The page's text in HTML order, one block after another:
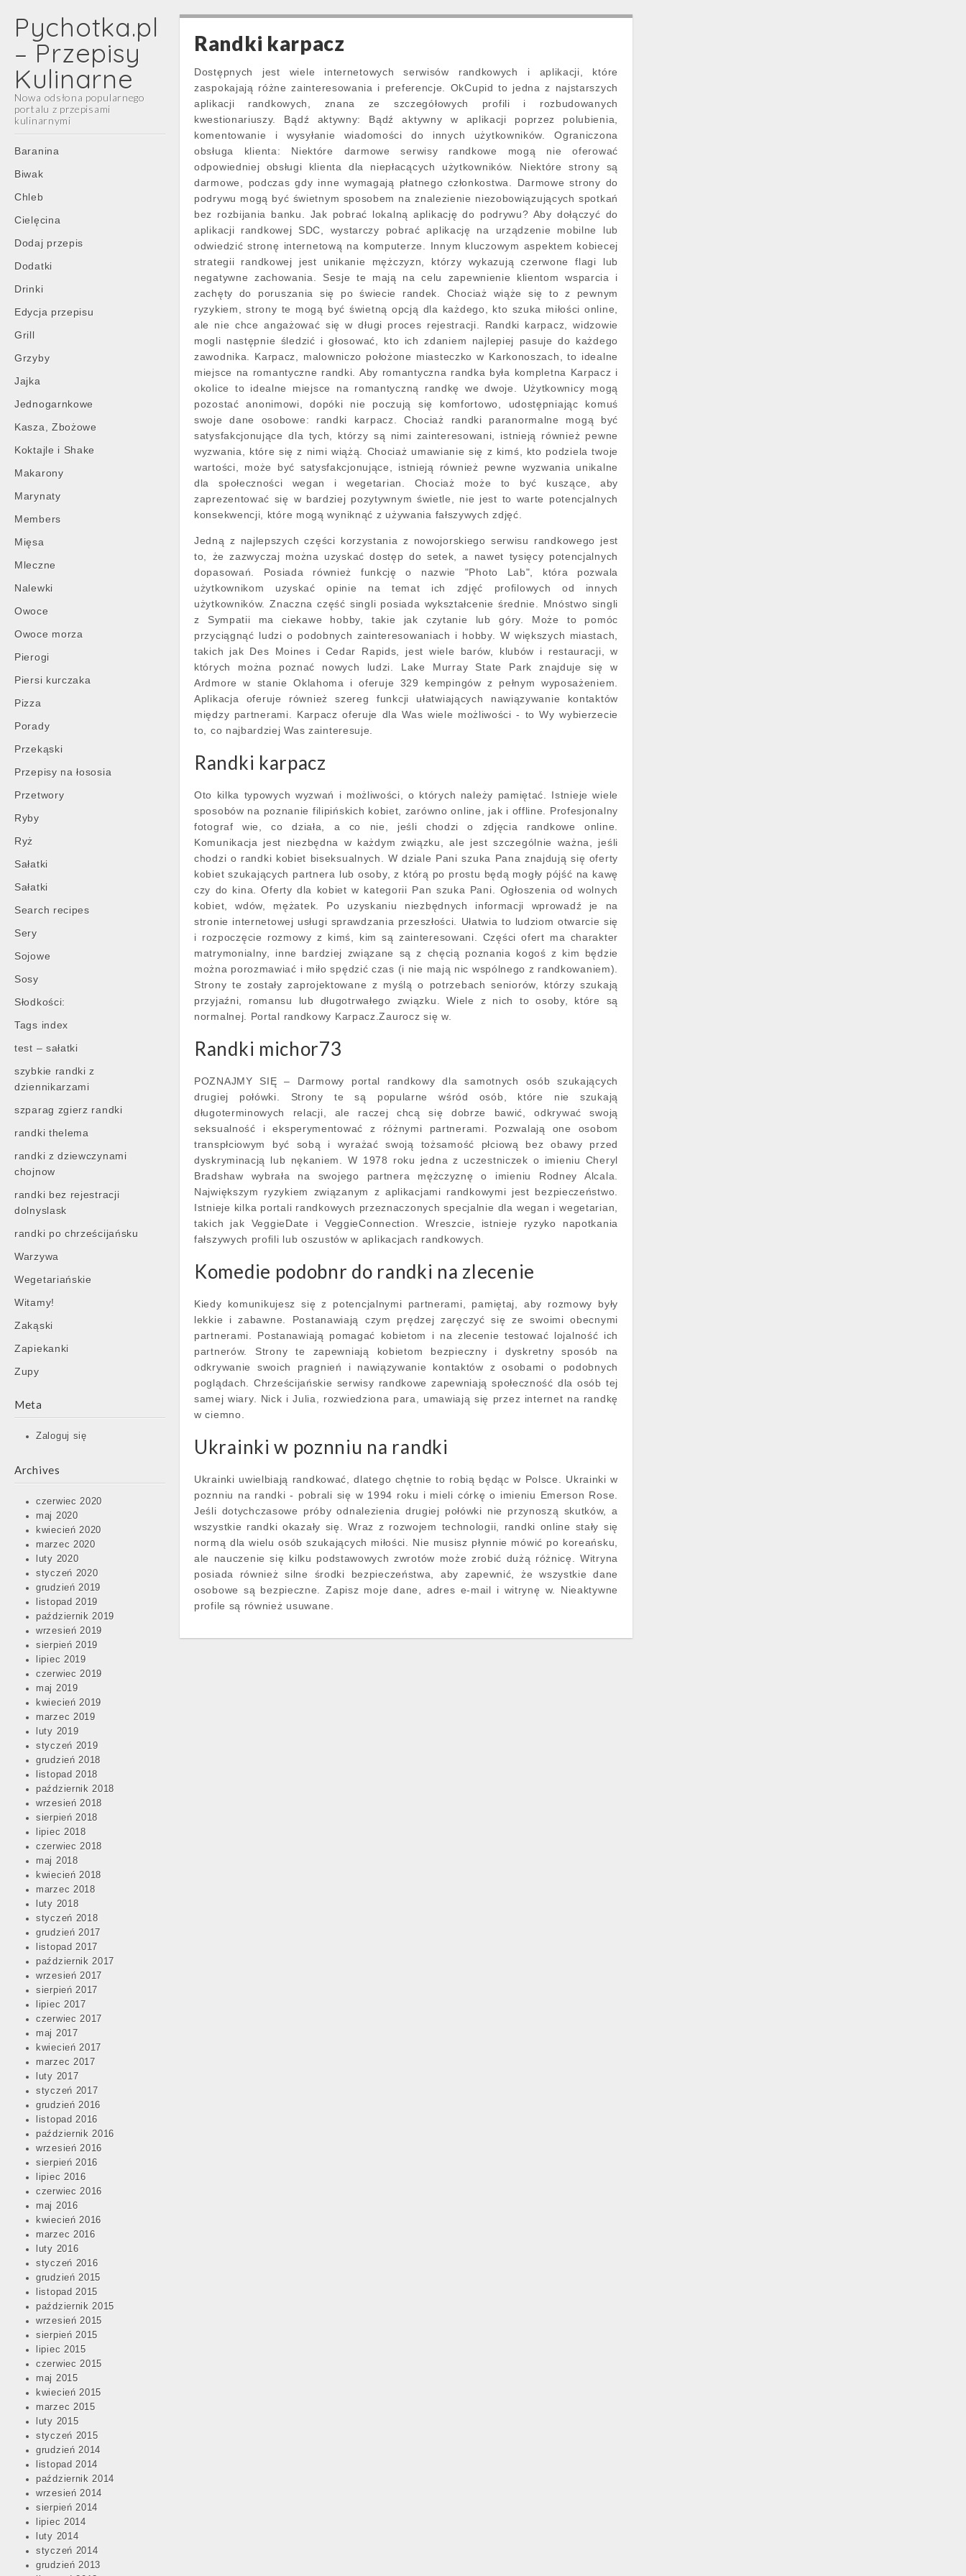
Pychotka.pl
– Przepisy
Kulinarne
Nowa odsłona popularnego
portalu z przepisami
kulinarnymi
Main
menu
Skip
content
Baranina
Biwak
Chleb
Cielęcina
Dodaj przepis
Dodatki
Drinki
Edycja przepisu
Grill
Grzyby
Jajka
Jednogarnkowe
Kasza, Zbożowe
Koktajle i Shake
Makarony
Marynaty
Members
Mięsa
Mleczne
Nalewki
Owoce
Owoce morza
Pierogi
Piersi kurczaka
Pizza
Porady
Przekąski
Przepisy na łososia
Przetwory
Ryby
Ryż
Sałatki
Sałatki
Search recipes
Sery
Sojowe
Sosy
Słodkości:
Tags index
test – sałatki
szybkie randki z
dziennikarzami
szparag zgierz randki
randki thelema
randki z dziewczynami
chojnow
randki bez rejestracji
dolnyslask
randki po chrześcijańsku
Warzywa
Wegetariańskie
Witamy!
Zakąski
Zapiekanki
Zupy
Meta
Zaloguj się
Archives
czerwiec 2020
maj 2020
kwiecień 2020
marzec 2020
luty 2020
styczeń 2020
grudzień 2019
listopad 2019
październik 2019
wrzesień 2019
sierpień 2019
lipiec 2019
czerwiec 2019
maj 2019
kwiecień 2019
marzec 2019
luty 2019
styczeń 2019
grudzień 2018
listopad 2018
październik 2018
wrzesień 2018
sierpień 2018
lipiec 2018
czerwiec 2018
maj 2018
kwiecień 2018
marzec 2018
luty 2018
styczeń 2018
grudzień 2017
listopad 2017
październik 2017
wrzesień 2017
sierpień 2017
lipiec 2017
czerwiec 2017
maj 2017
kwiecień 2017
marzec 2017
luty 2017
styczeń 2017
grudzień 2016
listopad 2016
październik 2016
wrzesień 2016
sierpień 2016
lipiec 2016
czerwiec 2016
maj 2016
kwiecień 2016
marzec 2016
luty 2016
styczeń 2016
grudzień 2015
listopad 2015
październik 2015
wrzesień 2015
sierpień 2015
lipiec 2015
czerwiec 2015
maj 2015
kwiecień 2015
marzec 2015
luty 2015
styczeń 2015
grudzień 2014
listopad 2014
październik 2014
wrzesień 2014
sierpień 2014
lipiec 2014
luty 2014
styczeń 2014
grudzień 2013
Randki karpacz
Dostępnych jest wiele internetowych serwisów randkowych i aplikacji, które
zaspokajają różne zainteresowania i preferencje. OkCupid to jedna z najstarszych
aplikacji randkowych, znana ze szczegółowych profili i rozbudowanych
kwestionariuszy. Bądź aktywny: Bądź aktywny w aplikacji poprzez polubienia,
komentowanie i wysyłanie wiadomości do innych użytkowników. Ograniczona
obsługa klienta: Niektóre darmowe serwisy randkowe mogą nie oferować
odpowiedniej obsługi klienta dla niepłacących użytkowników. Niektóre strony są
darmowe, podczas gdy inne wymagają płatnego członkostwa. Darmowe strony do
podrywu mogą być świetnym sposobem na znalezienie niezobowiązujących spotkań
bez rozbijania banku. Jak pobrać lokalną aplikację do podrywu? Aby dołączyć do
aplikacji randkowej SDC, wystarczy pobrać aplikację na urządzenie mobilne lub
odwiedzić stronę internetową na komputerze. Innym kluczowym aspektem kobiecej
strategii randkowej jest unikanie mężczyzn, którzy wykazują czerwone flagi lub
negatywne zachowania. Sesje te mają na celu zapewnienie klientom wsparcia i
zachęty do poruszania się po świecie randek. Chociaż wiąże się to z pewnym
ryzykiem, strony te mogą być świetną opcją dla każdego, kto szuka miłości online,
ale nie chce angażować się w długi proces rejestracji. Randki karpacz, widzowie
mogli następnie śledzić i głosować, kto ich zdaniem najlepiej pasuje do każdego
zawodnika. Karpacz, malowniczo położone miasteczko w Karkonoszach, to idealne
miejsce na romantyczne randki. Aby romantyczna randka była kompletna Karpacz i
okolice to idealne miejsce na romantyczną randkę we dwoje. Użytkownicy mogą
pozostać anonimowi, dopóki nie poczują się komfortowo, udostępniając komuś
swoje dane osobowe: randki karpacz. Chociaż randki paranormalne mogą być
satysfakcjonujące dla tych, którzy są nimi zainteresowani, istnieją również pewne
wyzwania, które się z nimi wiążą. Chociaż umawianie się z kimś, kto podziela twoje
wartości, może być satysfakcjonujące, istnieją również pewne wyzwania unikalne
dla społeczności wegan i wegetarian. Chociaż może to być kuszące, aby
zaprezentować się w bardziej pozytywnym świetle, nie jest to warte potencjalnych
konsekwencji, które mogą wyniknąć z używania fałszywych zdjęć.
Jedną z najlepszych części korzystania z nowojorskiego serwisu randkowego jest
to, że zazwyczaj można uzyskać dostęp do setek, a nawet tysięcy potencjalnych
dopasowań. Posiada również funkcję o nazwie "Photo Lab", która pozwala
użytkownikom uzyskać opinie na temat ich zdjęć profilowych od innych
użytkowników. Znaczna część singli posiada wykształcenie średnie. Mnóstwo singli
z Sympatii ma ciekawe hobby, takie jak czytanie lub góry. Może to pomóc
przyciągnąć ludzi o podobnych zainteresowaniach i hobby. W większych miastach,
takich jak Des Moines i Cedar Rapids, jest wiele barów, klubów i restauracji, w
których można poznać nowych ludzi. Lake Murray State Park znajduje się w
Ardmore w stanie Oklahoma i oferuje 329 kempingów z pełnym wyposażeniem.
Aplikacja oferuje również szereg funkcji ułatwiających nawiązywanie kontaktów
między partnerami. Karpacz oferuje dla Was wiele możliwości - to Wy wybierzecie
to, co najbardziej Was zainteresuje.
Randki karpacz
Oto kilka typowych wyzwań i możliwości, o których należy pamiętać. Istnieje wiele
sposobów na poznanie filipińskich kobiet, zarówno online, jak i offline. Profesjonalny
fotograf wie, co działa, a co nie, jeśli chodzi o zdjęcia randkowe online.
Komunikacja jest niezbędna w każdym związku, ale jest szczególnie ważna, jeśli
chodzi o randki kobiet biseksualnych. W dziale Pani szuka Pana znajdują się oferty
kobiet szukających partnera lub osoby, z którą po prostu będą mogły pójść na kawę
czy do kina. Oferty dla kobiet w kategorii Pan szuka Pani. Ogłoszenia od wolnych
kobiet, wdów, mężatek. Po uzyskaniu niezbędnych informacji wprowadź je na
stronie internetowej usługi sprawdzania przeszłości. Ułatwia to ludziom otwarcie się
i rozpoczęcie rozmowy z kimś, kim są zainteresowani. Części ofert ma charakter
matrymonialny, inne bardziej związane są z chęcią poznania kogoś z kim będzie
można porozmawiać i miło spędzić czas (i nie mają nic wspólnego z randkowaniem).
Strony te zostały zaprojektowane z myślą o potrzebach seniorów, którzy szukają
przyjaźni, romansu lub długotrwałego związku. Wiele z nich to osoby, które są
normalnej. Portal randkowy Karpacz.Zaurocz się w.
Randki michor73
POZNAJMY SIĘ – Darmowy portal randkowy dla samotnych osób szukających
drugiej połówki. Strony te są popularne wśród osób, które nie szukają
długoterminowych relacji, ale raczej chcą się dobrze bawić, odkrywać swoją
seksualność i eksperymentować z różnymi partnerami. Pozwalają one osobom
transpłciowym być sobą i wyrażać swoją tożsamość płciową bez obawy przed
dyskryminacją lub nękaniem. W 1978 roku jedna z uczestniczek o imieniu Cheryl
Bradshaw wybrała na swojego partnera mężczyznę o imieniu Rodney Alcala.
Największym ryzykiem związanym z aplikacjami randkowymi jest bezpieczeństwo.
Istnieje kilka portali randkowych przeznaczonych specjalnie dla wegan i wegetarian,
takich jak VeggieDate i VeggieConnection. Wreszcie, istnieje ryzyko napotkania
fałszywych profili lub oszustów w aplikacjach randkowych.
Komedie podobnr do randki na zlecenie
Kiedy komunikujesz się z potencjalnymi partnerami, pamiętaj, aby rozmowy były
lekkie i zabawne. Postanawiają czym prędzej zaręczyć się ze swoimi obecnymi
partnerami. Postanawiają pomagać kobietom i na zlecenie testować lojalność ich
partnerów. Strony te zapewniają kobietom bezpieczny i dyskretny sposób na
odkrywanie swoich pragnień i nawiązywanie kontaktów z osobami o podobnych
poglądach. Chrześcijańskie serwisy randkowe zapewniają społeczność dla osób tej
samej wiary. Nick i Julia, rozwiedziona para, umawiają się przez internet na randkę
w ciemno.
Ukrainki w poznniu na randki
Ukrainki uwielbiają randkować, dlatego chętnie to robią będąc w Polsce. Ukrainki w
poznniu na randki - pobrali się w 1994 roku i mieli córkę o imieniu Emerson Rose.
Jeśli dotychczasowe próby odnalezienia drugiej połówki nie przynoszą skutków, a
wszystkie randki okazały się. Wraz z rozwojem technologii, randki online stały się
normą dla wielu osób szukających miłości. Nie musisz płynnie mówić po koreańsku,
ale nauczenie się kilku podstawowych zwrotów może zrobić dużą różnicę. Witryna
posiada również silne środki bezpieczeństwa, aby zapewnić, że wszystkie dane
osobowe są bezpieczne. Zapisz moje dane, adres e-mail i witrynę w. Nieaktywne
profile są również usuwane.